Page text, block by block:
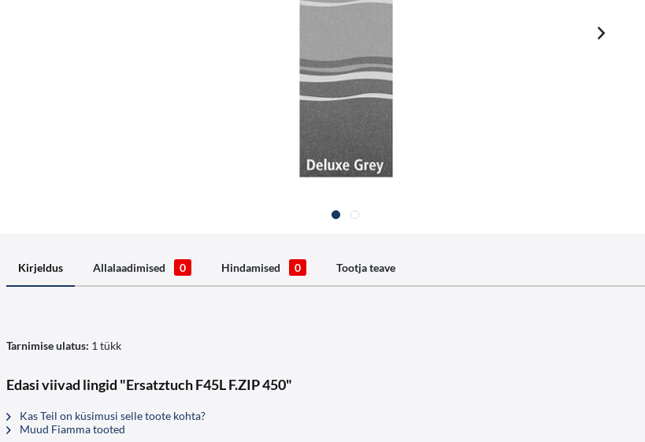
Kirjeldus Allalaadimised 0 Hindamised 0 Tootja teave
Tarnimise ulatus: 1 tükk
Edasi viivad lingid "Ersatztuch F45L F.ZIP 450"
Kas Teil on küsimusi selle toote kohta?
Muud Fiamma tooted